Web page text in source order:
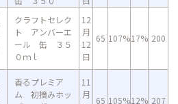
クラフトセレク
ト アンバーエ
ール 缶 ３５
０ｍｌ
12
月
12
日
65 107%17% 200
香るプレミア
ム 初摘みホッ
11
月
65 105%12% 207